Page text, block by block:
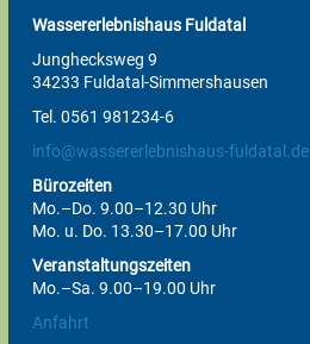
Wassererlebnishaus Fuldatal
Junghecksweg 9
34233 Fuldatal-Simmershausen
Tel. 0561 981234-6
info@wassererlebnishaus-fuldatal.de
Bürozeiten
Mo.–Do. 9.00–12.30 Uhr
Mo. u. Do. 13.30–17.00 Uhr
Veranstaltungszeiten
Mo.–Sa. 9.00–19.00 Uhr
Anfahrt